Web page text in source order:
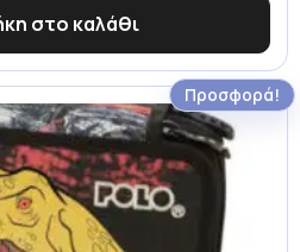
στο καλάθι
Προσφορά!